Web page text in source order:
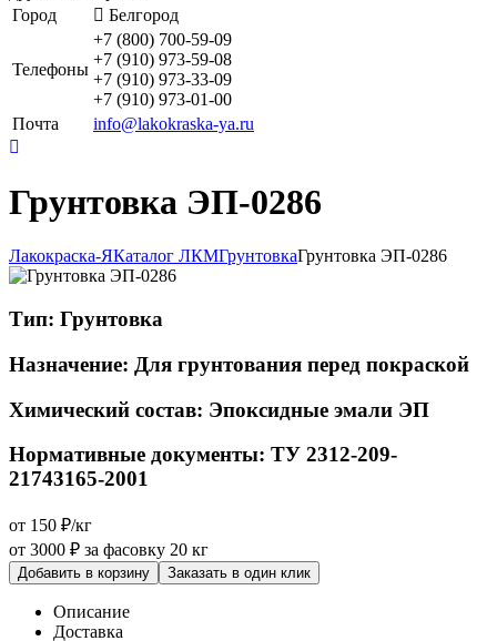
Город Белгород
Телефоны
+7 (800) 700-59-09
+7 (910) 973-59-08
+7 (910) 973-33-09
+7 (910) 973-01-00
Почта
info@lakokraska-ya.ru
Грунтовка ЭП-0286
Лакокраска-ЯКаталог ЛКМГрунтовкаГрунтовка ЭП-0286
Тип: Грунтовка
Назначение: Для грунтования перед покраской
Химический состав: Эпоксидные эмали ЭП
Нормативные документы: ТУ 2312-209-
21743165-2001
от 150 ₽/кг
от 3000 ₽ за фасовку 20 кг
Добавить в корзину Заказать в один клик
Описание
Доставка